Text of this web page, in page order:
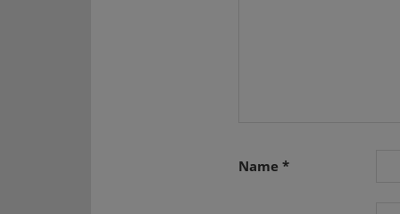
Name *